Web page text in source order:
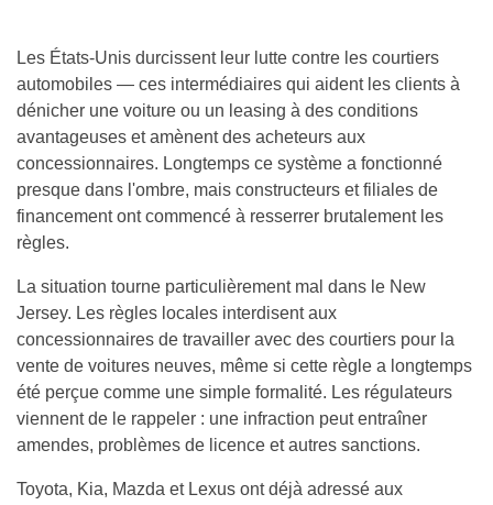
Les États-Unis durcissent leur lutte contre les courtiers
automobiles — ces intermédiaires qui aident les clients à
dénicher une voiture ou un leasing à des conditions
avantageuses et amènent des acheteurs aux
concessionnaires. Longtemps ce système a fonctionné
presque dans l'ombre, mais constructeurs et filiales de
financement ont commencé à resserrer brutalement les
règles.
La situation tourne particulièrement mal dans le New
Jersey. Les règles locales interdisent aux
concessionnaires de travailler avec des courtiers pour la
vente de voitures neuves, même si cette règle a longtemps
été perçue comme une simple formalité. Les régulateurs
viennent de le rappeler : une infraction peut entraîner
amendes, problèmes de licence et autres sanctions.
Toyota, Kia, Mazda et Lexus ont déjà adressé aux